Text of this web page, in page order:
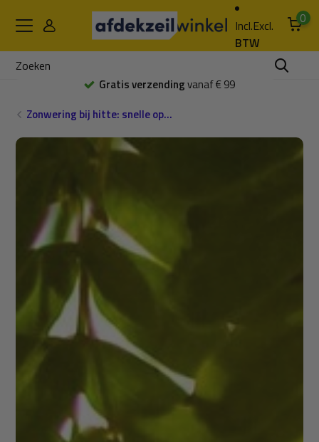
Incl.Excl.
BTW
0
Gratisafhalen en bekijken
Zonwering bij hitte: snelle op...